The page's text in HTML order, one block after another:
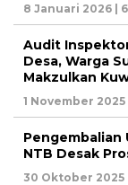
8 Januari 2026 |
Audit
Desa, Warga
Makzulkan
1 November 2025
Pengembalian
NTB Desak
30 Oktober 2025